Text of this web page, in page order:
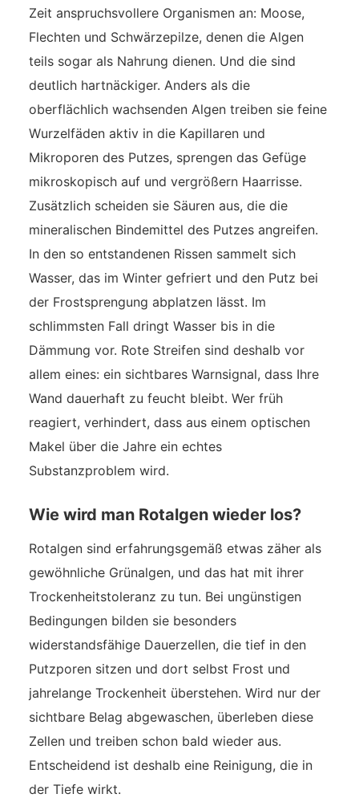
Zeit anspruchsvollere Organismen an: Moose,
Flechten und Schwärzepilze, denen die Algen
teils sogar als Nahrung dienen. Und die sind
deutlich hartnäckiger. Anders als die
oberflächlich wachsenden Algen treiben sie feine
Wurzelfäden aktiv in die Kapillaren und
Mikroporen des Putzes, sprengen das Gefüge
mikroskopisch auf und vergrößern Haarrisse.
Zusätzlich scheiden sie Säuren aus, die die
mineralischen Bindemittel des Putzes angreifen.
In den so entstandenen Rissen sammelt sich
Wasser, das im Winter gefriert und den Putz bei
der Frostsprengung abplatzen lässt. Im
schlimmsten Fall dringt Wasser bis in die
Dämmung vor. Rote Streifen sind deshalb vor
allem eines: ein sichtbares Warnsignal, dass Ihre
Wand dauerhaft zu feucht bleibt. Wer früh
reagiert, verhindert, dass aus einem optischen
Makel über die Jahre ein echtes
Substanzproblem wird.
Wie wird man Rotalgen wieder los?
Rotalgen sind erfahrungsgemäß etwas zäher als
gewöhnliche Grünalgen, und das hat mit ihrer
Trockenheitstoleranz zu tun. Bei ungünstigen
Bedingungen bilden sie besonders
widerstandsfähige Dauerzellen, die tief in den
Putzporen sitzen und dort selbst Frost und
jahrelange Trockenheit überstehen. Wird nur der
sichtbare Belag abgewaschen, überleben diese
Zellen und treiben schon bald wieder aus.
Entscheidend ist deshalb eine Reinigung, die in
der Tiefe wirkt.